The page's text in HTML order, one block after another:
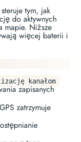
steruje tym, jak
do aktywnych
mapie. Niższe
więcej baterii i
kanałom
zapisanych
zatrzymuje